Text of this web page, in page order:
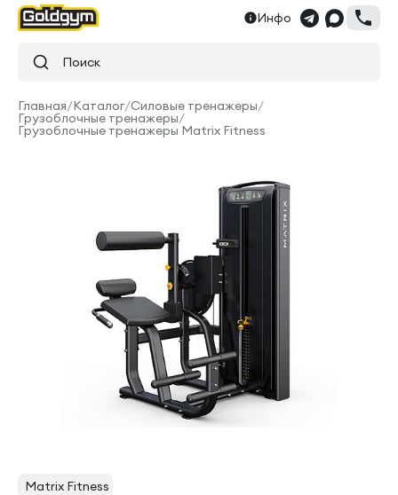
Инфо
Поиск
Главная/Каталог/Силовые тренажеры/
Грузоблочные тренажеры/
Грузоблочные тренажеры Matrix Fitness
Matrix Fitness